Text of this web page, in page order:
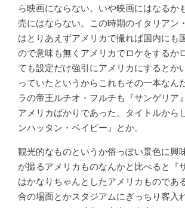
ら映画にならない。いや映画にはなるか
売にはならない。この時期のイタリアン
はとりあえずアメリカで撮れば国内にも
ので意味も無くアメリカでロケをするか
ても設定だけ強引にアメリカにするとか
っていたというからこれもその一本なん
ラの帝王ルチオ・フルチも『サンゲリア
アメリカばかりであった。タイトルから
ンハッタン・ベイビー』とか。
観光的なものというか俗っぽい景色に興
が撮るアメリカものなんかと比べると『
はかなりちゃんとしたアメリカものであ
合の場面とかスタジアムにぎっちり客入